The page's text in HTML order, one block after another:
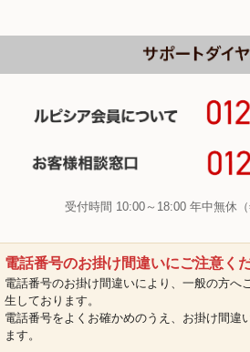
受付時間 10:00～18:00 年中無休（
電話番号のお掛け間違いにご注意く
電話番号のお掛け間違いにより、一般の方へ
生しております。
電話番号をよくお確かめのうえ、お掛け間違
ます。